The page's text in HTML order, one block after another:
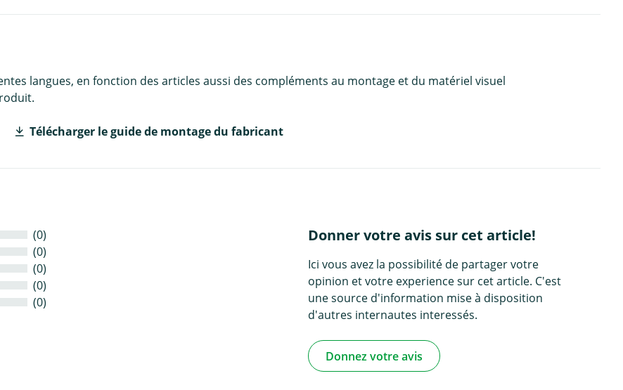
langues, en fonction des articles aussi des compléments au montage et du matériel visuel
Télécharger le guide de montage du fabricant
(0)
(0)
(0)
(0)
(0)
Donner votre avis sur cet article!
Ici vous avez la possibilité de partager votre
opinion et votre experience sur cet article. C'est
une source d'information mise à disposition
d'autres internautes interessés.
Donnez votre avis